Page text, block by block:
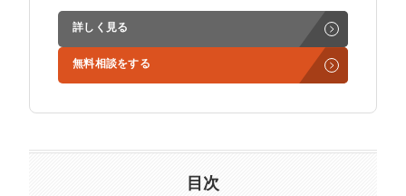
ど営業支援を担当。
学生時代からに代表岩野の社長秘書として活動。現在は
3社の事業責任者も務めており、Webマーケティングと
精鋭された営業フリーランスが30名ほどを牽引。
趣味はキックボクシング。アマチュアの戦績は2戦0勝2
詳しく見る
無料相談をする
目次